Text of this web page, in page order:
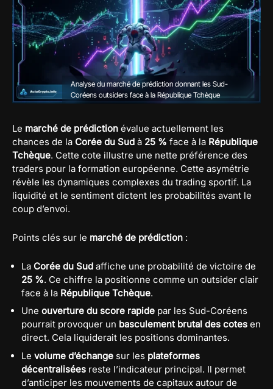
Analyse du marché de prédiction donnant les Sud-
Coréens outsiders face à la République Tchèque
Le marché de prédiction évalue actuellement les
chances de la Corée du Sud à 25 % face à la République
Tchèque. Cette cote illustre une nette préférence des
traders pour la formation européenne. Cette asymétrie
révèle les dynamiques complexes du trading sportif. La
liquidité et le sentiment dictent les probabilités avant le
coup d’envoi.
Points clés sur le marché de prédiction :
La Corée du Sud affiche une probabilité de victoire de
25 %. Ce chiffre la positionne comme un outsider clair
face à la République Tchèque.
Une ouverture du score rapide par les Sud-Coréens
pourrait provoquer un basculement brutal des cotes en
direct. Cela liquiderait les positions dominantes.
Le volume d’échange sur les plateformes
décentralisées reste l’indicateur principal. Il permet
d’anticiper les mouvements de capitaux autour de